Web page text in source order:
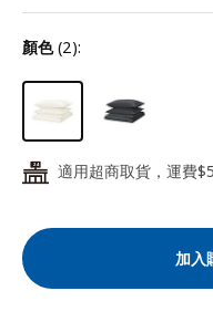
顏色(2):
24 適用超商取貨，運費
加入